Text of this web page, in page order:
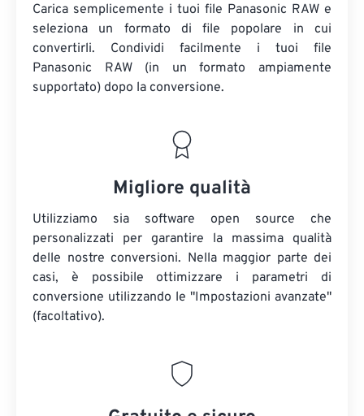
Carica semplicemente i tuoi file Panasonic RAW e
seleziona un formato di file popolare in cui
convertirli. Condividi facilmente i tuoi file
Panasonic RAW (in un formato ampiamente
supportato) dopo la conversione.
Migliore qualità
Utilizziamo sia software open source che
personalizzati per garantire la massima qualità
delle nostre conversioni. Nella maggior parte dei
casi, è possibile ottimizzare i parametri di
conversione utilizzando le "Impostazioni avanzate"
(facoltativo).